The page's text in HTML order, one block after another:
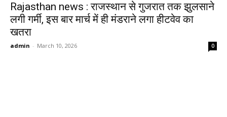
Rajasthan news : राजस्थान से गुजरात तक झुलसाने
लगी गर्मी, इस बार मार्च में ही मंडराने लगा हीटवेव का
खतरा
admin - March 10, 2026 0